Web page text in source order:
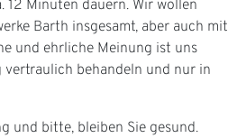
Minuten dauern. Wir wollen
Barth insgesamt, aber auch mit
und ehrliche Meinung ist uns
behandeln und nur in
und bitte, bleiben Sie gesund.